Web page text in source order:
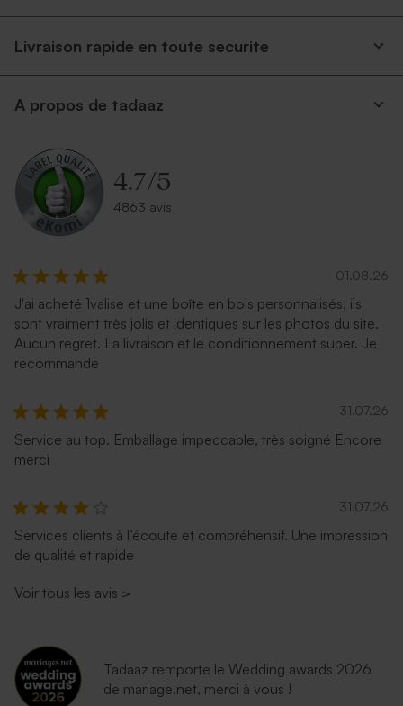
Livraison rapide en toute securite
A propos de tadaaz
4.7/5
4863 avis
01.08.26
J'ai acheté 1valise et une boîte en bois personnalisés, ils
sont vraiment très jolis et identiques sur les photos du site.
Aucun regret. La livraison et le conditionnement super. Je
recommande
31.07.26
Service au top. Emballage impeccable, très soigné Encore
merci
31.07.26
Services clients à l’écoute et compréhensif. Une impression
de qualité et rapide
Voir tous les avis >
Tadaaz remporte le Wedding awards 2026
de mariage.net, merci à vous !